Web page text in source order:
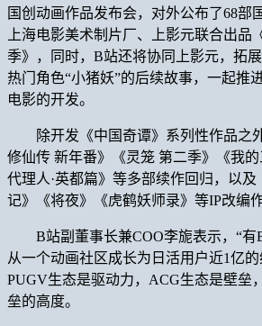
国创动画作品发布会，对外公布了68部
上海电影美术制片厂、上影元联合出品
季》，同时，B站还将协同上影元，拓
热门角色“小猪妖”的后续故事，一起推
电影的开发。
除开发《中国奇谭》系列性作品之
修仙传 新年番》《灵笼 第二季》《我
代理人·英都篇》等多部续作回归，以
记》《将夜》《虎鹤妖师录》等IP改编
B站副董事长兼COO李旎表示，“有
从一个动画社区成长为日活用户近1亿的
PUGV生态是驱动力，ACG生态是壁垒
垒的高度。